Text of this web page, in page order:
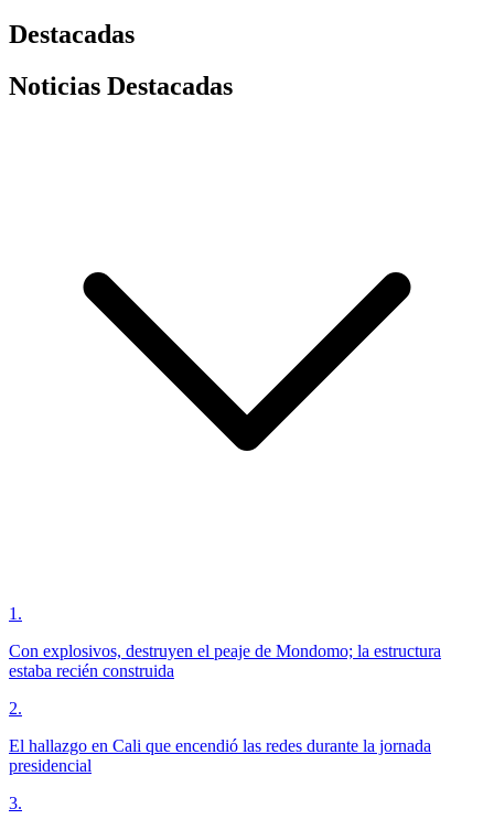
Destacadas
Noticias Destacadas
1 .
Con explosivos, destruyen el peaje de Mondomo; la estructura
estaba recién construida
2.
El hallazgo en Cali que encendió las redes durante la jornada
presidencial
3.